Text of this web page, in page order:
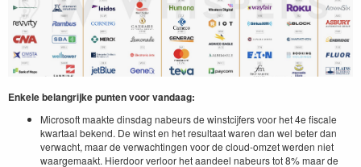
Enkele belangrijke punten voor vandaag:
Microsoft maakte dinsdag nabeurs de winstcijfers voor het 4e fiscale
kwartaal bekend. De winst en het resultaat waren dan wel beter dan
verwacht, maar de verwachtingen voor de cloud-omzet werden niet
waargemaakt. Hierdoor verloor het aandeel nabeurs tot 8% maar de